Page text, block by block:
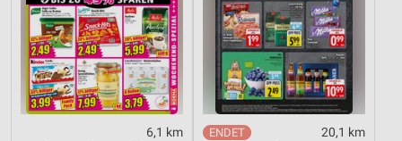
6,1 km 20,1 km